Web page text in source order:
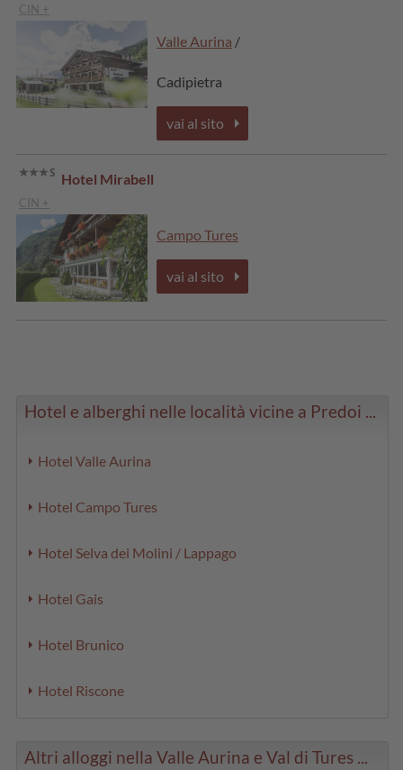
CIN +
Valle Aurina /
Cadipietra
vai al sito
Hotel Mirabell
CIN +
Campo Tures
vai al sito
Hotel e alberghi nelle località vicine a Predoi ...
Hotel Valle Aurina
Hotel Campo Tures
Hotel Selva dei Molini / Lappago
Hotel Gais
Hotel Brunico
Hotel Riscone
Altri alloggi nella Valle Aurina e Val di Tures ...